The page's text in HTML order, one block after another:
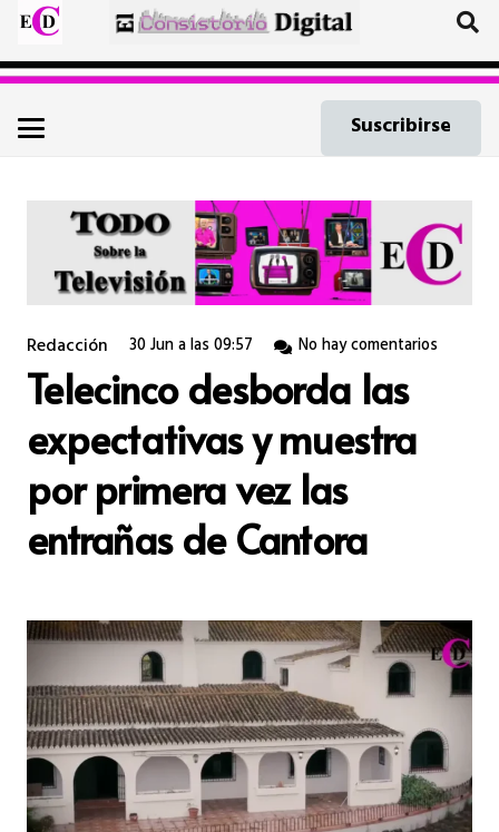
Suscribirse
Redacción 30 Jun a las 09:57 No hay comentarios
Telecinco desborda las
expectativas y muestra
por primera vez las
entrañas de Cantora